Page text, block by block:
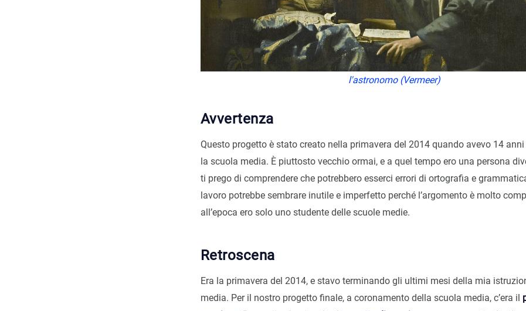
l'astronomo (Vermeer)
Avvertenza
Questo progetto è stato creato nella primavera del 2014 quando avevo 14
la scuola media. È piuttosto vecchio ormai, e a quel tempo ero una persona
ti prego di comprendere che potrebbero esserci errori di ortografia e
lavoro potrebbe sembrare inutile e imperfetto perché l’argomento è molto
all’epoca ero solo uno studente delle scuole medie.
Retroscena
Era la primavera del 2014, e stavo terminando gli ultimi mesi della mia
media. Per il nostro progetto finale, a coronamento della scuola media, c’era il